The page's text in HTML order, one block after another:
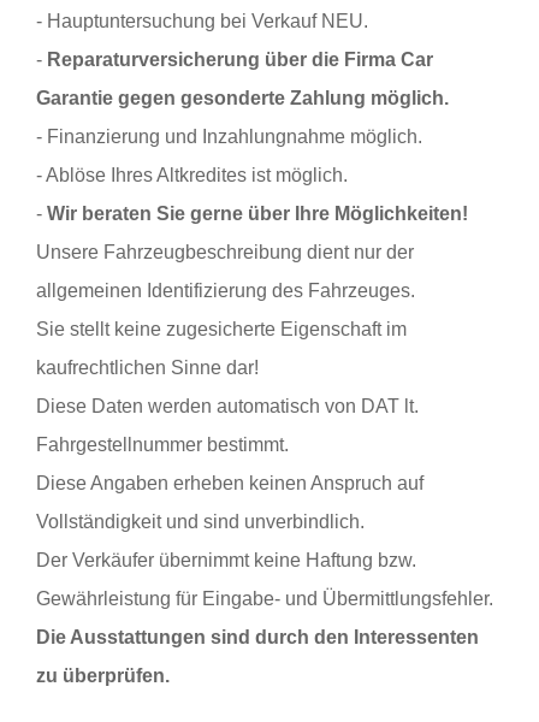
- Hauptuntersuchung bei Verkauf NEU.
- Reparaturversicherung über die Firma Car
Garantie gegen gesonderte Zahlung möglich.
- Finanzierung und Inzahlungnahme möglich.
- Ablöse Ihres Altkredites ist möglich.
- Wir beraten Sie gerne über Ihre Möglichkeiten!
Unsere Fahrzeugbeschreibung dient nur der
allgemeinen Identifizierung des Fahrzeuges.
Sie stellt keine zugesicherte Eigenschaft im
kaufrechtlichen Sinne dar!
Diese Daten werden automatisch von DAT lt.
Fahrgestellnummer bestimmt.
Diese Angaben erheben keinen Anspruch auf
Vollständigkeit und sind unverbindlich.
Der Verkäufer übernimmt keine Haftung bzw.
Gewährleistung für Eingabe- und Übermittlungsfehler.
Die Ausstattungen sind durch den Interessenten
zu überprüfen.